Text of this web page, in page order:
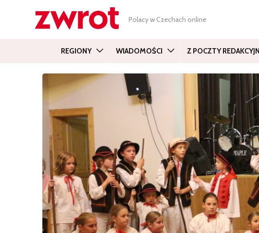
Polacy w Czechach online
REGIONY WIADOMOŚCI Z POCZTY